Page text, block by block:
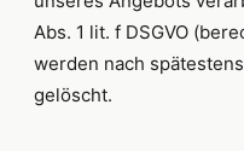
Abs. 1 lit. f DSGVO
werden nach
gelöscht.